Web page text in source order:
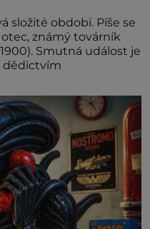
složité období. Píše se
známý továrník
Smutná událost je
dědictvím